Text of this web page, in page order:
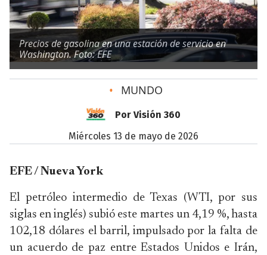
Precios de gasolina en una estación de servicio en
Washington. Foto: EFE
• MUNDO
Por Visión 360
miércoles 13 de mayo de 2026
EFE / Nueva York
El petróleo intermedio de Texas (WTI, por sus
siglas en inglés) subió este martes un 4,19 %, hasta
102,18 dólares el barril, impulsado por la falta de
un acuerdo de paz entre Estados Unidos e Irán,